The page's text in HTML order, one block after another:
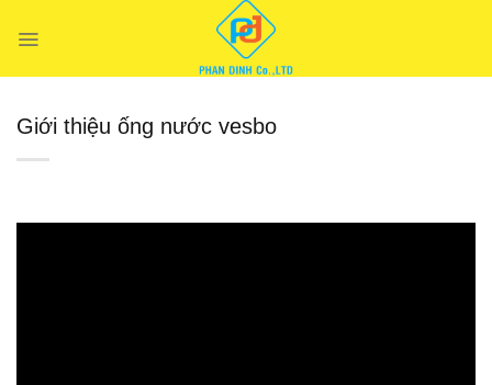
đến
Giới thiệu ống nước vesbo